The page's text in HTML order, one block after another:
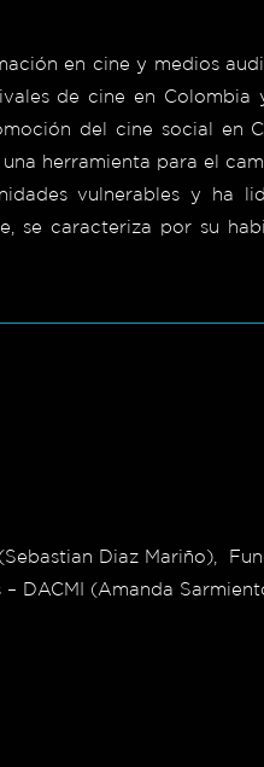
en cine y medios
de cine en Colombia
del cine social en
herramienta para el
vulnerables y ha
se caracteriza por su
Diaz Mariño),
DACMI (Amanda